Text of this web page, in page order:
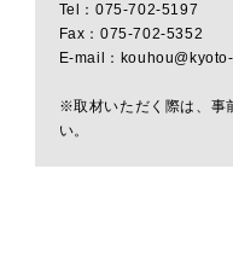
Tel：075-702-5197
Fax：075-702-5352
E-mail：
※取材いただく際は、事
い。